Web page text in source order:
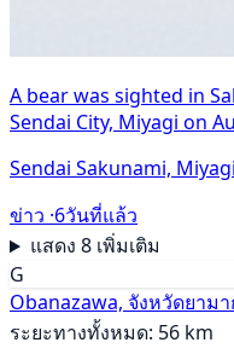
A bear was sighted in
Sendai City, Miyagi on
Sendai Sakunami, Miyagi
ข่าว ·6วันที่แล้ว
แสดง 8 เพิ่มเติม
G
Obanazawa, จังหวัดยาม
ระยะทางทั้งหมด: 56 km